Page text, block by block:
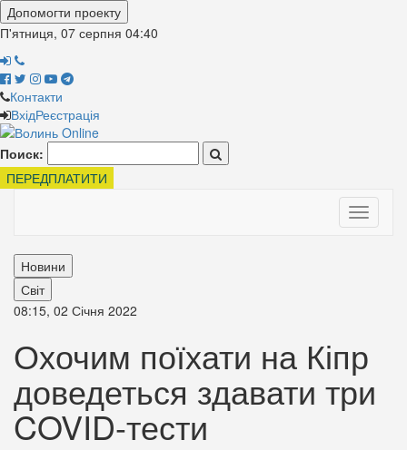
Допомогти проекту
П'ятниця, 07 серпня 04:40
Контакти
ВхідРеєстрація
Поиск:
ПЕРЕДПЛАТИТИ
Toggle
Новини
Світ
08:15, 02 Січня 2022
Охочим поїхати на Кіпр
доведеться здавати три
COVID-тести